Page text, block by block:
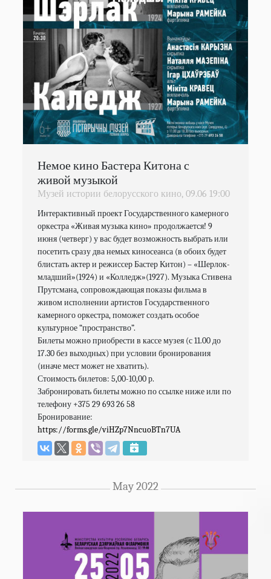
Немое кино Бастера Китона с
живой музыкой
Музей истории белорусского кино, 09.06 19:00
Интерактивный проект Государственного камерного
оркестра «Живая музыка кино» продолжается! 9
июня (четверг) у вас будет возможность выбрать или
посетить сразу два немых киносеанса (в обоих будет
блистать актер и режиссер Бастер Китон) – «Шерлок-
младший»(1924) и «Колледж»(1927). Музыка​ Стивена​
Прутсмана,​ сопровождающая​ показы​ фильма в
живом исполнении артистов Государственного
камерного оркестра,​ поможет​ создать​ особое​
культурное​ “пространство”.​
Билеты можно приобрести в кассе музея (с 11.00 до
17.30 без выходных) при условии бронирования
(иначе мест может не хватить).
Стоимость билетов: 5,00-10,00 р.
Забронировать билеты можно по ссылке ниже или по
телефону +375 29 693 26 58
https://forms.gle/viHZp7NncuoBTn7UA
May 2022